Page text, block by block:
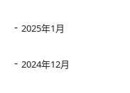
2025年1月
2024年12月